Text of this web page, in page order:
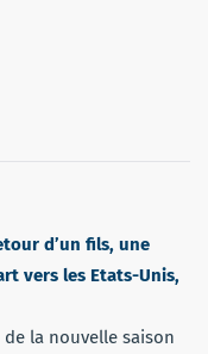
d’un fils, une
vers les Etats-Unis,
la nouvelle saison